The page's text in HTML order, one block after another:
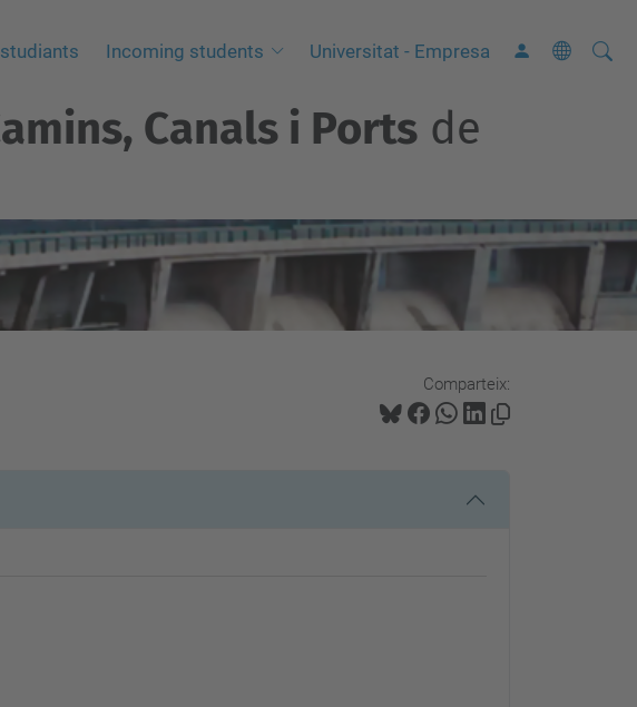
Incoming students Universitat - Empresa Cerca
C
v
a
Canals i Portsde
Comparteix: